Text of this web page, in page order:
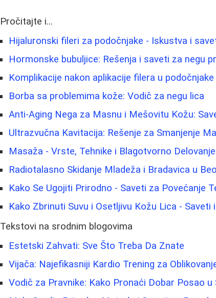
Pročitajte i...
Hijaluronski fileri za podočnjake - Iskustva i
Hormonske bubuljice: Rešenja i saveti za negu
Komplikacije nakon aplikacije filera u
Borba sa problemima kože: Vodič za negu lica
Anti-Aging Nega za Masnu i Mešovitu Kožu:
Ultrazvučna Kavitacija: Rešenje za Smanjenje
Masaža - Vrste, Tehnike i Blagotvorno Delovanje
Radiotalasno Skidanje Mladeža i Bradavica u
Kako Se Ugojiti Prirodno - Saveti za Povećanje
Kako Zbrinuti Suvu i Osetljivu Kožu Lica - Saveti
Tekstovi na srodnim blogovima
Estetski Zahvati: Sve Što Treba Da Znate
Vijača: Najefikasniji Kardio Trening za
Vodič za Pravnike: Kako Pronaći Dobar Posao u